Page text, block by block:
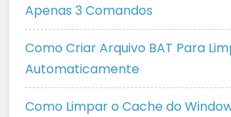
Apenas 3 Comandos
Como Criar Arquivo BAT Para
Automaticamente
Como Limpar o Cache do